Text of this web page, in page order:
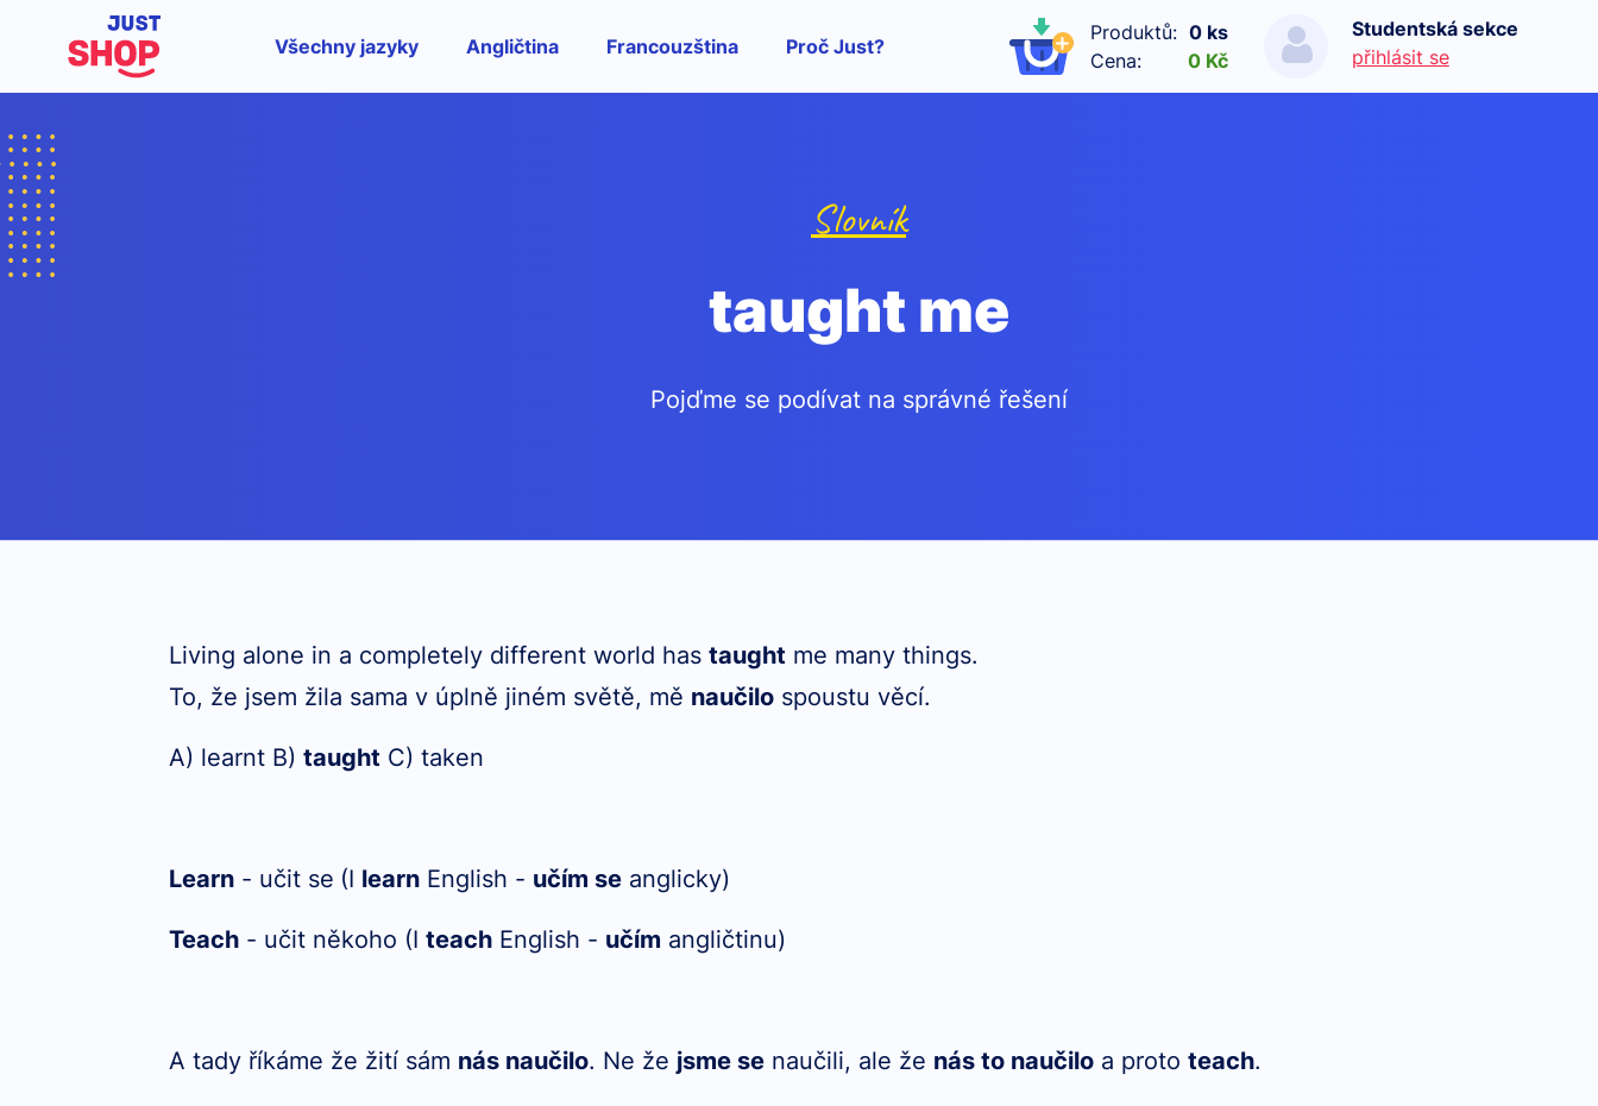
Všechny jazyky Angličtina Francouzština Proč Just?
Produktů: 0 ks
Cena:
0 Kč
Studentská sekce
přihlásit se
Slovník
taught me
Pojďme se podívat na správné řešení
Living alone in a completely different world hastaught me many things.
To, že jsem žila sama v úplně jiném světě, mě naučilo spoustu věcí.
A) learnt B)taught C) taken
Learn - učit se (I learn English - učím se anglicky)
Teach - učit někoho (Iteach English - učím angličtinu)
A tady říkáme že žití sám nás naučilo. Ne že jsme se naučili, ale že nás to naučilo a prototeach.